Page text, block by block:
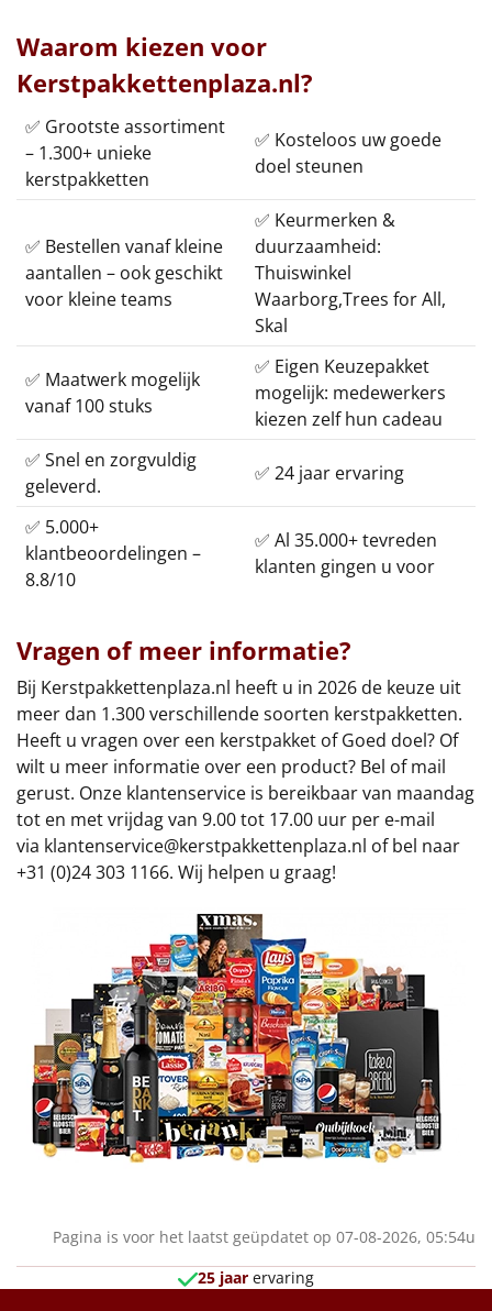
Waarom kiezen voor
Kerstpakkettenplaza.nl?
✅ Grootste assortiment
– 1.300+ unieke
kerstpakketten
✅ Kosteloos uw goede
doel steunen
✅ Bestellen vanaf kleine
aantallen – ook geschikt
voor kleine teams
✅ Keurmerken &
duurzaamheid:
Thuiswinkel
Waarborg,Trees for All,
Skal
✅ Maatwerk mogelijk
vanaf 100 stuks
✅ Eigen Keuzepakket
mogelijk: medewerkers
kiezen zelf hun cadeau
✅ Snel en zorgvuldig
geleverd.
✅ 24 jaar ervaring
✅ 5.000+
klantbeoordelingen –
8.8/10
✅ Al 35.000+ tevreden
klanten gingen u voor
Vragen of meer informatie?
Bij Kerstpakkettenplaza.nl heeft u in 2026 de keuze uit
meer dan 1.300 verschillende soorten kerstpakketten.
Heeft u vragen over een kerstpakket of Goed doel? Of
wilt u meer informatie over een product? Bel of mail
gerust. Onze klantenservice is bereikbaar van maandag
tot en met vrijdag van 9.00 tot 17.00 uur per e-mail
via klantenservice@kerstpakkettenplaza.nl of bel naar
+31 (0)24 303 1166. Wij helpen u graag!
Pagina is voor het laatst geüpdatet op 07-08-2026, 05:54u
25 jaar ervaring